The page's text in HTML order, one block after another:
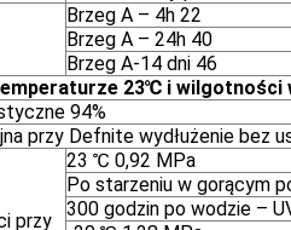
Brzeg A – 4h 22
Brzeg A – 24h 40
Brzeg A-14 dni 46
23℃ i wilgotności
94%
przy Defnite wydłużenie bez
przy
23 ℃ 0,92 MPa
Po starzeniu w gorącym
300 godzin po wodzie –